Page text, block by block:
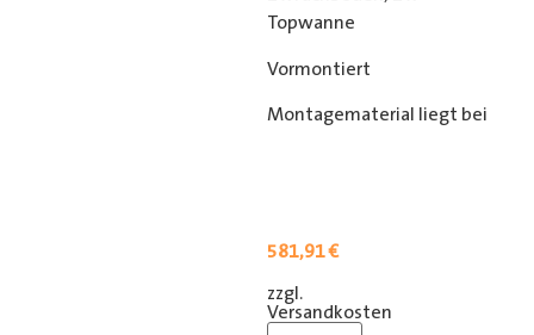
Topwanne
Vormontiert
Montagematerial liegt bei
581,91€
zzgl.
Versandkosten